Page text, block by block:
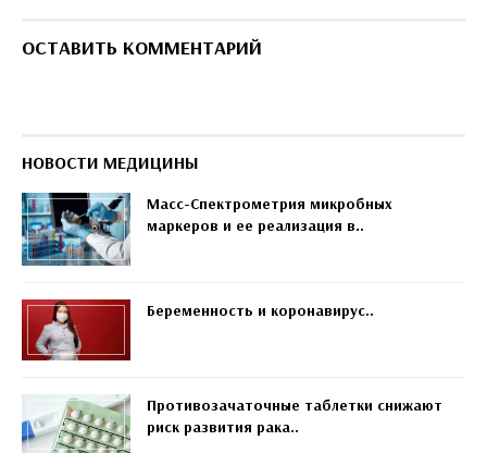
ОСТАВИТЬ КОММЕНТАРИЙ
НОВОСТИ МЕДИЦИНЫ
Масс-Спектрометрия микробных
маркеров и ее реализация в..
Беременность и коронавирус..
Противозачаточные таблетки снижают
риск развития рака..